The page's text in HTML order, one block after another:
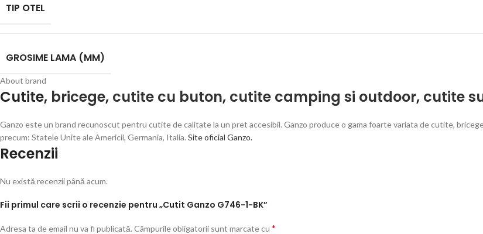
TIP OTEL
GROSIME LAMA (MM)
About brand
Cutite, bricege, cutite cu buton, cutite camping si outdoor, cutite
Ganzo este un brand recunoscut pentru cutite de calitate la un pret accesibil. Ganzo produce o gama foarte variata de cutite,
precum: Statele Unite ale Americii, Germania, Italia. Site oficial Ganzo.
Recenzii
Nu există recenzii până acum.
Fii primul care scrii o recenzie pentru „Cutit Ganzo G746-1-BK”
Adresa ta de email nu va fi publicată. Câmpurile obligatorii sunt marcate cu *